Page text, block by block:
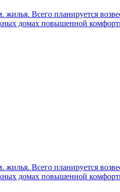
жилья. Всего планируется
домах повышенной
жилья. Всего планируется
домах повышенной